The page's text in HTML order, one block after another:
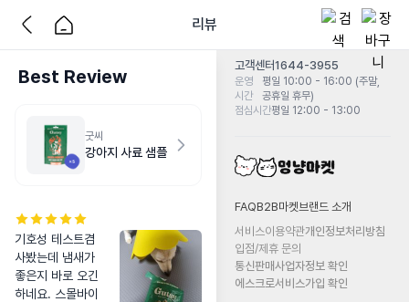
리뷰
Best Review
굿씨
강아지 사료 샘플
기호성 테스트겸
사봤는데 냄새가
좋은지 바로 오긴
하네요. 스몰바이
고객센터1644-3955
운영
시간
평일 10:00 - 16:00 (주말,
공휴일 휴무)
점심시간평일 12:00 - 13:00
FAQB2B마켓 브랜드 소개
서비스이용약관개인정보처리방침
입점/제휴 문의
통신판매사업자정보 확인
에스크로서비스가입 확인